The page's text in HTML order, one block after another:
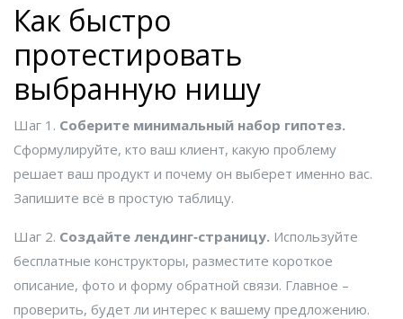
Как быстро
протестировать
выбранную нишу
Шаг 1. Соберите минимальный набор гипотез.
Сформулируйте, кто ваш клиент, какую проблему
решает ваш продукт и почему он выберет именно вас.
Запишите всё в простую таблицу.
Шаг 2. Создайте лендинг‑страницу. Используйте
бесплатные конструкторы, разместите короткое
описание, фото и форму обратной связи. Главное –
проверить, будет ли интерес к вашему предложению.